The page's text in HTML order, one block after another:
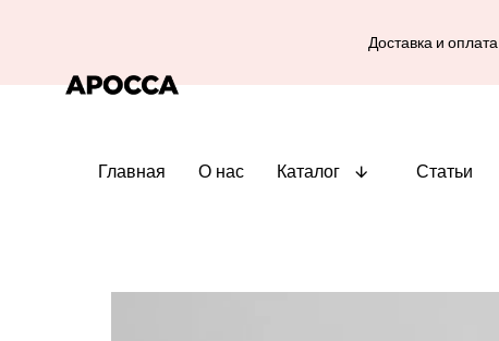
Доставка и оплата
Главная О нас Каталог Статьи